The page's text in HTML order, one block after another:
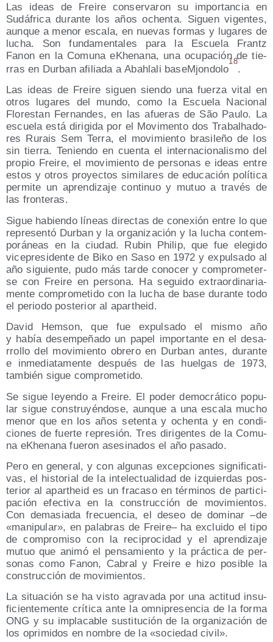
Las ideas de Frei­re con­ser­va­ron su impor­tan­cia en
Sudá­fri­ca duran­te los años ochen­ta. Siguen vigen­tes,
aun­que a menor esca­la, en nue­vas for­mas y luga­res de
lucha. Son fun­da­men­ta­les para la Escue­la Frantz
Fanon en la Comu­na eKhe­na­na, una ocu­pa­ción de tie­
rras en Dur­ban afi­lia­da a Abah­la­li baseM­jon­do­lo
18
.
Las ideas de Frei­re siguen sien­do una fuer­za vital en
otros luga­res del mun­do, como la Escue­la Nacio­nal
Flo­res­tan Fer­nan­des, en las afue­ras de São Pau­lo. La
escue­la está diri­gi­da por el Movi­men­to dos Tra­balha­do­
res Rurais Sem Terra, el movi­mien­to bra­si­le­ño de los
sin tie­rra. Tenien­do en cuen­ta el inter­na­cio­na­lis­mo del
pro­pio Frei­re, el movi­mien­to de per­so­nas e ideas entre
estos y otros pro­yec­tos simi­la­res de edu­ca­ción polí­ti­ca
per­mi­te un apren­di­za­je con­ti­nuo y mutuo a tra­vés de
las fronteras.
Sigue habien­do líneas direc­tas de cone­xión entre lo que
repre­sen­tó Dur­ban y la orga­ni­za­ción y la lucha con­tem­
po­rá­neas en la ciu­dad. Rubin Phi­lip, que fue ele­gi­do
vice­pre­si­den­te de Biko en Saso en 1972 y expul­sa­do al
año siguien­te, pudo más tar­de cono­cer y com­pro­me­ter­
se con Frei­re en per­so­na. Ha segui­do extra­or­di­na­ria­
men­te com­pro­me­ti­do con la lucha de base duran­te todo
el perio­do pos­te­rior al apartheid.
David Hem­son, que fue expul­sa­do el mis­mo año
y había desem­pe­ña­do un papel impor­tan­te en el desa­
rro­llo del movi­mien­to obre­ro en Dur­ban antes, duran­te
e inme­dia­ta­men­te des­pués de las huel­gas de 1973,
tam­bién sigue comprometido.
Se sigue leyen­do a Frei­re. El poder demo­crá­ti­co popu­
lar sigue cons­tru­yén­do­se, aun­que a una esca­la mucho
menor que en los años seten­ta y ochen­ta y en con­di­
cio­nes de fuer­te repre­sión. Tres diri­gen­tes de la Comu­
na eKhe­na­na fue­ron ase­si­na­dos el año pasado.
Pero en gene­ral, y con algu­nas excep­cio­nes sig­ni­fi­ca­ti­
vas, el his­to­rial de la inte­lec­tua­li­dad de izquier­das pos­
te­rior al apartheid es un fra­ca­so en tér­mi­nos de par­ti­ci­
pa­ción efec­ti­va en la cons­truc­ción de movi­mien­tos.
Con dema­sia­da fre­cuen­cia, el deseo de domi­nar –de
«mani­pu­lar», en pala­bras de Frei­re– ha exclui­do el tipo
de com­pro­mi­so con la reci­pro­ci­dad y el apren­di­za­je
mutuo que ani­mó el pen­sa­mien­to y la prác­ti­ca de per­
so­nas como Fanon, Cabral y Frei­re e hizo posi­ble la
cons­truc­ción de movimientos.
La situa­ción se ha vis­to agra­va­da por una acti­tud insu­
fi­cien­te­men­te crí­ti­ca ante la omni­pre­sen­cia de la for­ma
ONG y su impla­ca­ble sus­ti­tu­ción de la orga­ni­za­ción de
los opri­mi­dos en nom­bre de la «socie­dad civil».